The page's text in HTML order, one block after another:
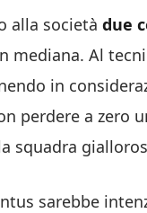
alla società due
mediana. Al
in
perdere a zero
squadra
sarebbe